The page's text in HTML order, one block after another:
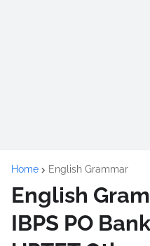
Home English Grammar
English
IBPS PO